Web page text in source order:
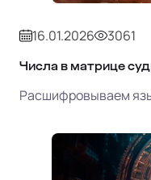
16.01.2026 3061
Числа в матрице
Расшифровываем